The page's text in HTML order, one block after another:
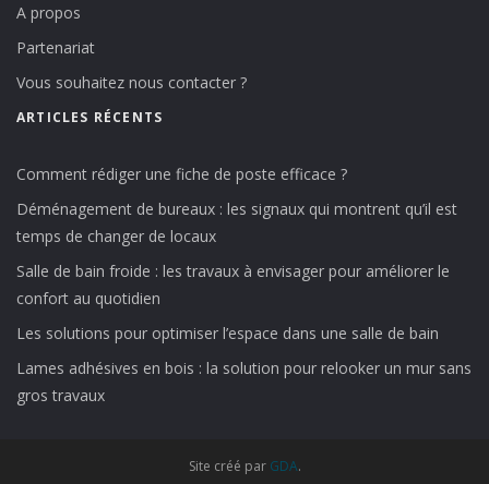
A propos
Partenariat
Vous souhaitez nous contacter ?
ARTICLES RÉCENTS
Comment rédiger une fiche de poste efficace ?
Déménagement de bureaux : les signaux qui montrent qu’il est
temps de changer de locaux
Salle de bain froide : les travaux à envisager pour améliorer le
confort au quotidien
Les solutions pour optimiser l’espace dans une salle de bain
Lames adhésives en bois : la solution pour relooker un mur sans
gros travaux
Site créé par GDA.